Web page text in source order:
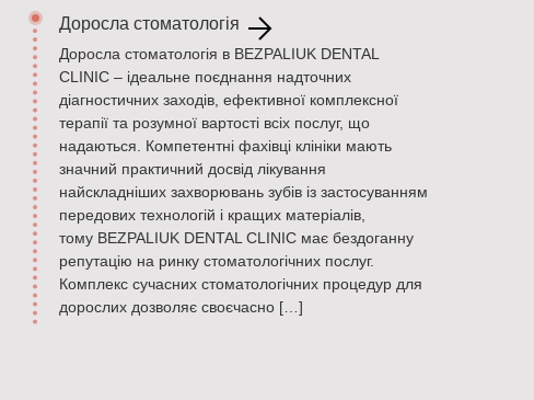
Доросла стоматологія
Доросла стоматологія в BEZPALIUK DENTAL
CLINIC – ідеальне поєднання надточних
діагностичних заходів, ефективної комплексної
терапії та розумної вартості всіх послуг, що
надаються. Компетентні фахівці клініки мають
значний практичний досвід лікування
найскладніших захворювань зубів із застосуванням
передових технологій і кращих матеріалів,
тому BEZPALIUK DENTAL CLINIC має бездоганну
репутацію на ринку стоматологічних послуг.
Комплекс сучасних стоматологічних процедур для
дорослих дозволяє своєчасно […]